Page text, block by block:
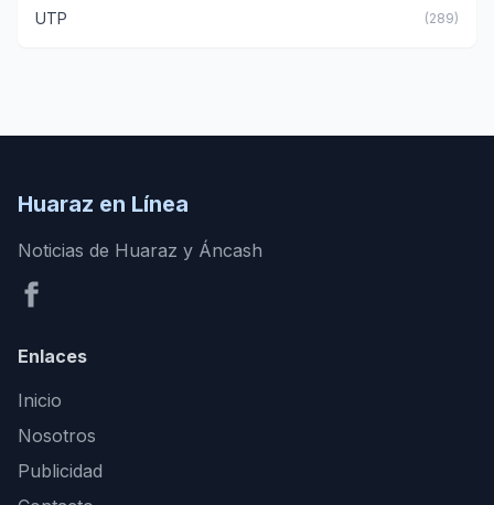
UTP (289)
Huaraz en Línea
Noticias de Huaraz y Áncash
Enlaces
Inicio
Nosotros
Publicidad